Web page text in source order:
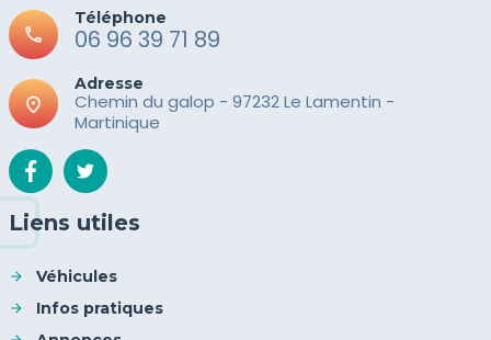
call
Téléphone
06 96 39 71 89
place
Adresse
Chemin du galop - 97232 Le Lamentin -
Martinique
Liens utiles
Véhicules
Infos pratiques